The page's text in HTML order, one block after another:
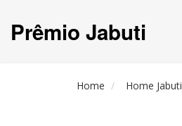
Prêmio Jabuti
Home Home Jabuti